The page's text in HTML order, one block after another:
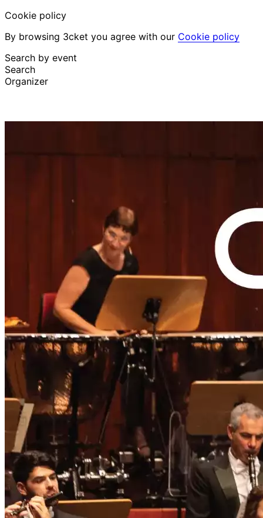
Cookie policy
By browsing 3cket you agree with our Cookie policy
Search by event
Search
Organizer
English